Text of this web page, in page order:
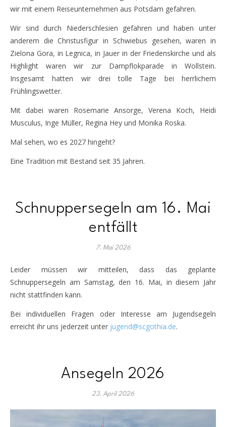
wir mit einem Reiseunternehmen aus Potsdam gefahren.
Wir sind durch Niederschlesien gefahren und haben unter
anderem die Christusfigur in Schwiebus gesehen, waren in
Zielona Gora, in Legnica, in Jauer in der Friedenskirche und als
Highlight waren wir zur Dampflokparade in Wollstein.
Insgesamt hatten wir drei tolle Tage bei herrlichem
Frühlingswetter.
Mit dabei waren Rosemarie Ansorge, Verena Koch, Heidi
Musculus, Inge Müller, Regina Hey und Monika Roska.
Mal sehen, wo es 2027 hingeht?
Eine Tradition mit Bestand seit 35 Jahren.
Schnuppersegeln am 16. Mai
entfällt
7. Mai 2026
Leider müssen wir mitteilen, dass das geplante
Schnuppersegeln am Samstag, den 16. Mai, in diesem Jahr
nicht stattfinden kann.
Bei individuellen Fragen oder Interesse am Jugendsegeln
erreicht ihr uns jederzeit unter jugend@scgothia.de.
Ansegeln 2026
23. April 2026